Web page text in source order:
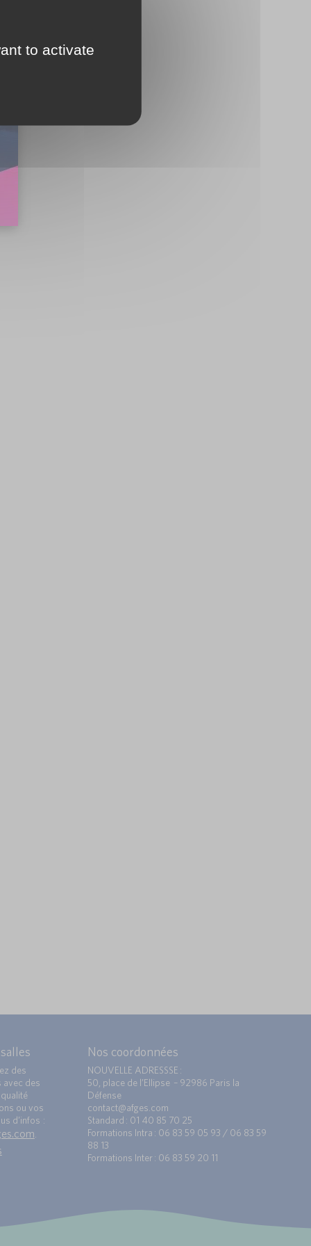
des
avec des
ou vos
d’infos :
.
Nos coordonnées
NOUVELLE ADRESSSE :
50, place de l’Ellipse – 92986 Paris la
Défense
contact@afges.com
Standard : 01 40 85 70 25
Formations Intra : 06 83 59 05 93 / 06 83 59
88 13
Formations Inter : 06 83 59 20 11
to activate